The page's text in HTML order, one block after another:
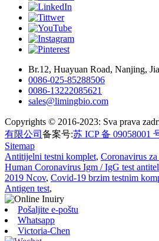
Br.12, Huayuan Road, Nanjing,
0086-025-85288506
0086-13222085621
sales@limingbio.com
Copyrights © 2016-2023: Sva prava
有限公司 备案号:苏 ICP 备 09058001
Sitemap
Antitijelni testni komplet, Coronavirus
Human Coronavirus Igm / IgG test
2019 Ncov, Covid-19 brzim testnim
Antigen test,
Pošaljite e-poštu
Whatsapp
Victoria-Chen